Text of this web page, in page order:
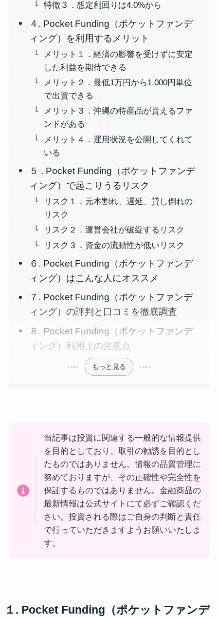
特徴３．想定利回りは4.0%から
４. Pocket Funding（ポケットファンデ
ィング）を利用するメリット
メリット１．経済の影響を受けずに安定
した利益を期待できる
メリット２．最低1万円から1,000円単位
で出資できる
メリット３．沖縄の特産品が貰えるファ
ンドがある
メリット４．運用状況を公開してくれて
いる
５ . Pocket Funding（ポケットファンデ
ィング）で起こりうるリスク
リスク１．元本割れ、遅延、貸し倒れの
リスク
リスク２．運営会社が破綻するリスク
リスク３．資金の流動性が低いリスク
６. Pocket Funding（ポケットファンデ
ィング）はこんな人にオススメ
７. Pocket Funding（ポケットファンデ
ィング）の評判と口コミを徹底調査
８. Pocket Funding（ポケットファンデ
ィング）利用上の注意点
もっと見る
当記事は投資に関連する一般的な情報提供
を目的としており、取引の勧誘を目的とし
たものではありません。情報の品質管理に
努めておりますが、その正確性や完全性を
保証するものではありません。金融商品の
最新情報は公式サイトにて必ずご確認くだ
さい。投資される際はご自身の判断と責任
で行っていただきますようお願いいたしま
す。
１. Pocket Funding（ポケットファンデ